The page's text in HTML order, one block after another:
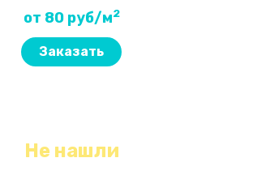
от 80 руб/м2
Заказать
Не нашли